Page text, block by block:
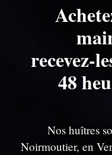
recevez-
48
Nos huîtres
Noirmoutier, en